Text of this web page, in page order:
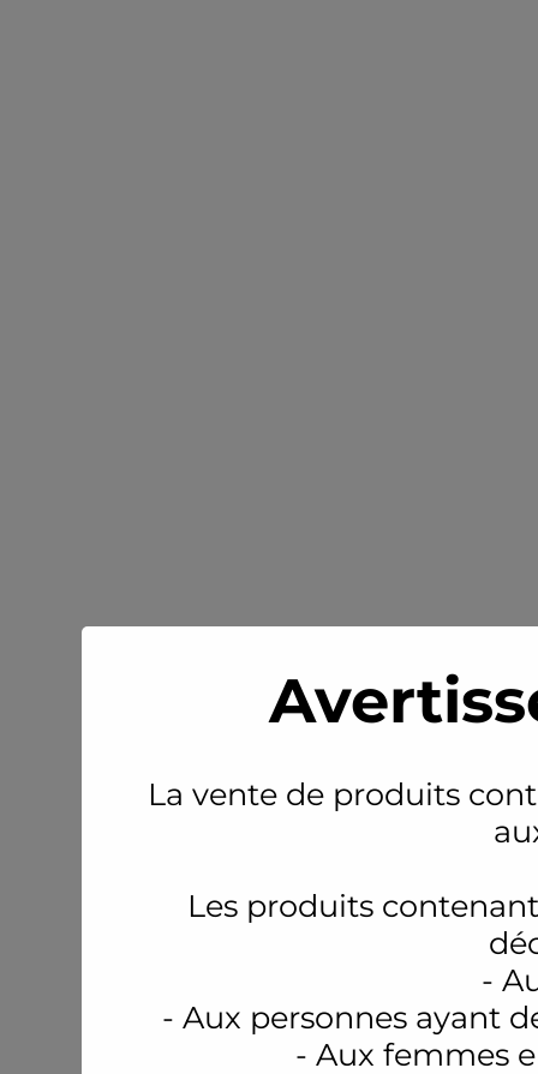
La vente de produits
Les produits
-
- Aux personnes ayant
- Aux femmes